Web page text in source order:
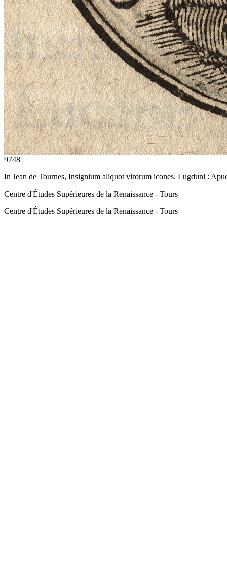
9748
In Jean de Tournes, Insignium aliquot virorum icones. Lugduni :
Centre d'Études Supérieures de la Renaissance - Tours
Centre d'Études Supérieures de la Renaissance - Tours